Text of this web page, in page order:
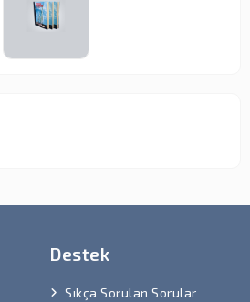
Destek
Sıkça Sorulan Sorular